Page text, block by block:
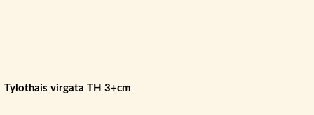
Tylothais virgata TH 3+cm